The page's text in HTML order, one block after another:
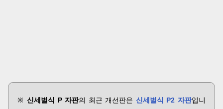
※신세벌식 P 자판의 최근 개선판은 신세벌식 P2 자판입니